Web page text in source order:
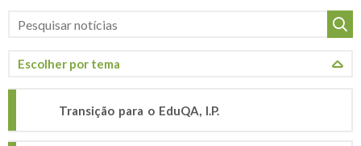
Transição para o EduQA, I.P.